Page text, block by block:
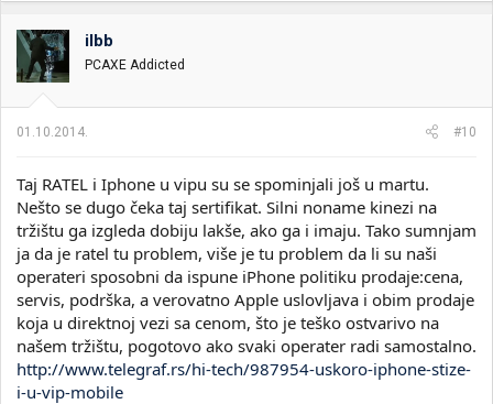
ilbb
PCAXE Addicted
01.10.2014. #10
Taj RATEL i Iphone u vipu su se spominjali još u martu.
Nešto se dugo čeka taj sertifikat. Silni noname kinezi na
tržištu ga izgleda dobiju lakše, ako ga i imaju. Tako sumnjam
ja da je ratel tu problem, više je tu problem da li su naši
operateri sposobni da ispune iPhone politiku prodaje:cena,
servis, podrška, a verovatno Apple uslovljava i obim prodaje
koja u direktnoj vezi sa cenom, što je teško ostvarivo na
našem tržištu, pogotovo ako svaki operater radi samostalno.
http://www.telegraf.rs/hi-tech/987954-uskoro-iphone-stize-
i-u-vip-mobile